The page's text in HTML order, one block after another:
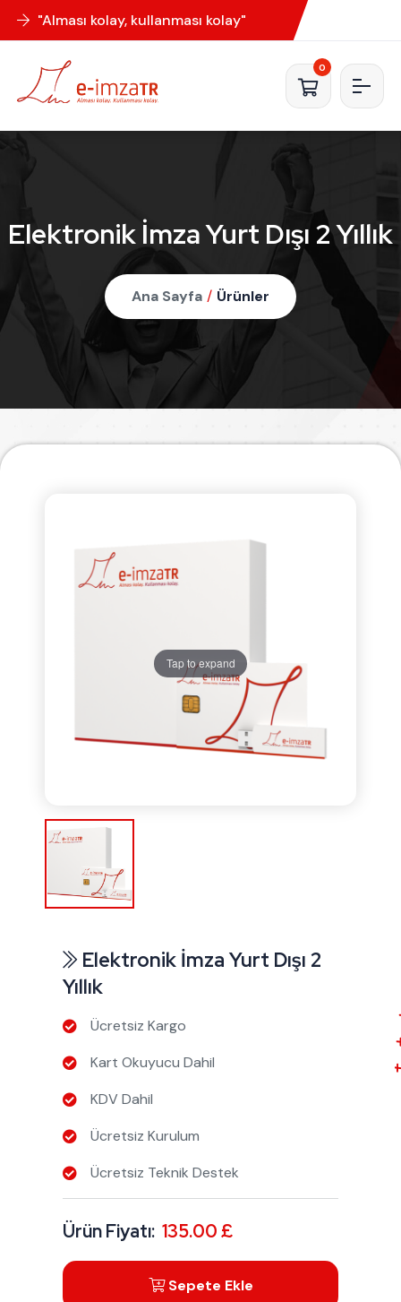
"Alması kolay, kullanması kolay"
0
Elektronik İmza Yurt Dışı 2 Yıllık
Ana Sayfa / Ürünler
Tap to expand
Elektronik İmza Yurt Dışı 2
Yıllık
Ücretsiz Kargo
Kart Okuyucu Dahil
KDV Dahil
Ücretsiz Kurulum
Ücretsiz Teknik Destek
Ürün Fiyatı: 135.00 £
Sepete Ekle